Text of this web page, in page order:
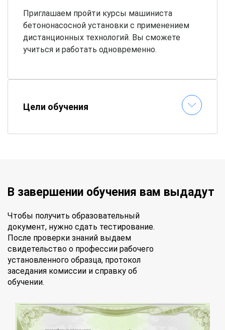
Приглашаем пройти курсы машиниста
бетононасосной установки с применением
дистанционных технологий. Вы сможете
учиться и работать одновременно.
Цели обучения
В завершении обучения вам выдадут
Чтобы получить образовательный
документ, нужно сдать тестирование.
После проверки знаний выдаем
свидетельство о профессии рабочего
установленного образца, протокол
заседания комиссии и справку об
обучении.